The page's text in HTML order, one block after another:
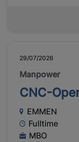
29/07/2026
Manpower
CNC-
EMMEN
Fulltime
MBO